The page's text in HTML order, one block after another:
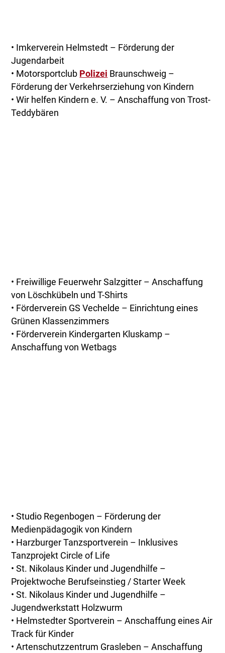
• Imkerverein Helmstedt – Förderung der
Jugendarbeit
• Motorsportclub Polizei Braunschweig –
Förderung der Verkehrserziehung von Kindern
• Wir helfen Kindern e. V. – Anschaffung von Trost-
Teddybären
• Freiwillige Feuerwehr Salzgitter – Anschaffung
von Löschkübeln und T-Shirts
• Förderverein GS Vechelde – Einrichtung eines
Grünen Klassenzimmers
• Förderverein Kindergarten Kluskamp –
Anschaffung von Wetbags
• Studio Regenbogen – Förderung der
Medienpädagogik von Kindern
• Harzburger Tanzsportverein – Inklusives
Tanzprojekt Circle of Life
• St. Nikolaus Kinder und Jugendhilfe –
Projektwoche Berufseinstieg / Starter Week
• St. Nikolaus Kinder und Jugendhilfe –
Jugendwerkstatt Holzwurm
• Helmstedter Sportverein – Anschaffung eines Air
Track für Kinder
• Artenschutzzentrum Grasleben – Anschaffung